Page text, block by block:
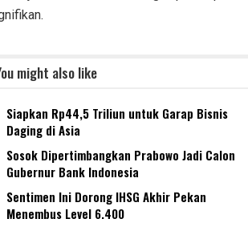
might also like
Siapkan Rp44,5 Triliun untuk Garap Bisnis
Daging di Asia
Sosok Dipertimbangkan Prabowo Jadi Calon
Gubernur Bank Indonesia
Sentimen Ini Dorong IHSG Akhir Pekan
Menembus Level 6.400